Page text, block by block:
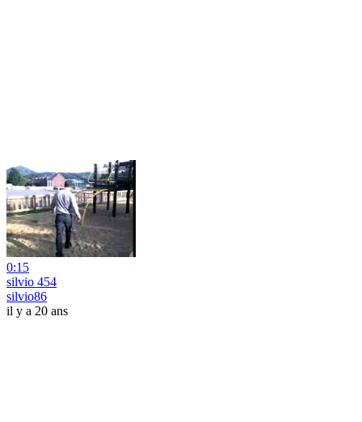
0:15
silvio 454
silvio86
il y a 20 ans